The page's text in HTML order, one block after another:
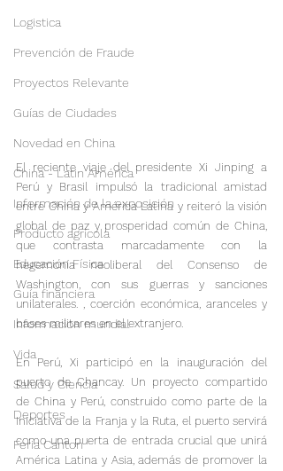
Logistica
Prevención de Fraude
Proyectos Relevante
Guías de Ciudades
Novedad en China
China - Latin América
Información de la exposición
Producto agrícola
Educación Física
Guía financiera
Informacion mundial
Vida
Salud y Ciencia
Deportes
Feria Canton
El reciente viaje del presidente Xi Jinping a
Perú y Brasil impulsó la tradicional amistad
entre China y América Latina y reiteró la visión
global de paz y prosperidad común de China,
que contrasta marcadamente con la
hegemonía neoliberal del Consenso de
Washington, con sus guerras y sanciones
unilaterales. , coerción económica, aranceles y
bases militares en el extranjero.
En Perú, Xi participó en la inauguración del
puerto de Chancay. Un proyecto compartido
de China y Perú, construido como parte de la
Iniciativa de la Franja y la Ruta, el puerto servirá
como una puerta de entrada crucial que unirá
América Latina y Asia, además de promover la